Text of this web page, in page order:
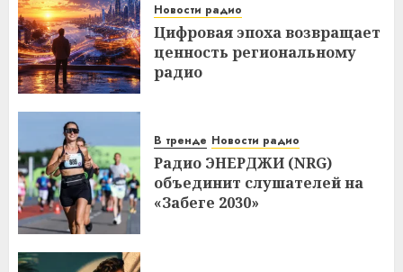
Новости радио
Цифровая эпоха возвращает
ценность региональному
радио
В тренде Новости радио
Радио ЭНЕРДЖИ (NRG)
объединит слушателей на
«Забеге 2030»